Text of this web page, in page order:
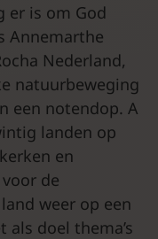
er is om God
Annemarthe
Nederland,
natuurbeweging
een notendop. A
landen op
en
de
weer op een
doel thema’s